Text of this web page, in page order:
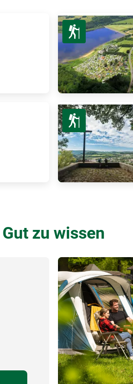
Gut zu wissen